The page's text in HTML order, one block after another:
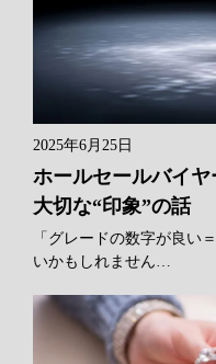
2025年6月25日
ホールセールバイ
大切な“印象”の話
「グレードの数字が良い
いかもしれません…